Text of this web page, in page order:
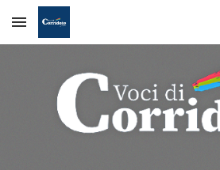
Skip to main content